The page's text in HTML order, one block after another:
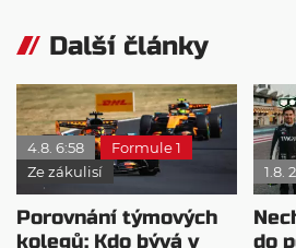
Další články
4.8. 6:58
Formule 1
Ze zákulisí
Porovnání týmových
kolegů: Kdo bývá v
1.8.
do